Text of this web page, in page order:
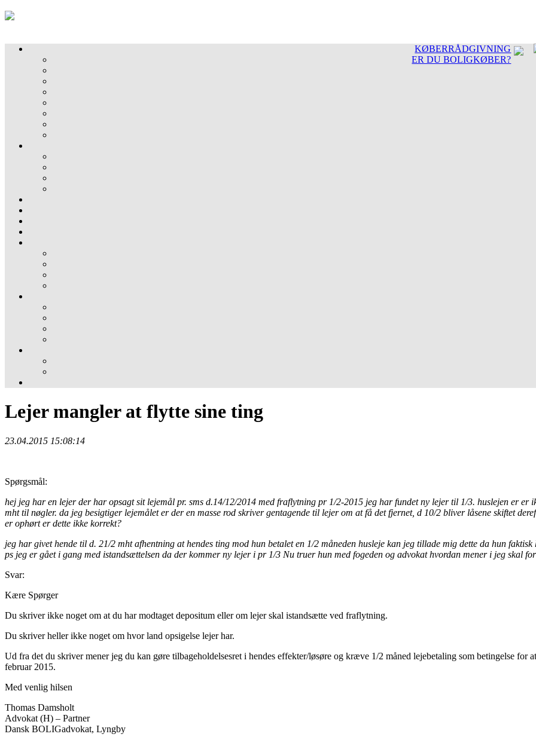
KØBERRÅDGIVNING
ER DU BOLIGKØBER?
Lejer mangler at flytte sine ting
23.04.2015 15:08:14
Spørgsmål:
hej jeg har en lejer der har opsagt sit lejemål pr. sms d.14/12/2014 med fraflytning pr 1/2-2015 jeg har fundet ny lejer til 1/3. huslejen er er
mht til nøgler. da jeg besigtiger lejemålet er der en masse rod skriver gentagende til lejer om at få det fjernet, d 10/2 bliver låsene skiftet
er ophørt er dette ikke korrekt?
jeg har givet hende til d. 21/2 mht afhentning at hendes ting mod hun betalet en 1/2 måneden husleje kan jeg tillade mig dette da hun
ps jeg er gået i gang med istandsættelsen da der kommer ny lejer i pr 1/3 Nu truer hun med fogeden og advokat hvordan mener i jeg skal
Svar:
Kære Spørger
Du skriver ikke noget om at du har modtaget depositum eller om lejer skal istandsætte ved fraflytning.
Du skriver heller ikke noget om hvor land opsigelse lejer har.
Ud fra det du skriver mener jeg du kan gøre tilbageholdelsesret i hendes effekter/løsøre og kræve 1/2 måned lejebetaling som betingelse for
februar 2015.
Med venlig hilsen
Thomas Damsholt
Advokat (H) – Partner
Dansk BOLIGadvokat, Lyngby